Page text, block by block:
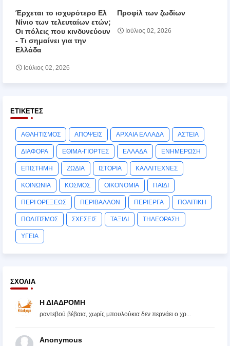
Έρχεται το ισχυρότερο Ελ
Νίνιο των τελευταίων ετών;
Οι πόλεις που κινδυνεύουν
‑ Τι σημαίνει για την
Ελλάδα
Ιούλιος 02, 2026
Προφίλ των ζωδίων
Ιούλιος 02, 2026
ΕΤΙΚΈΤΕΣ
ΑΘΛΗΤΙΣΜΟΣ ΑΠΟΨΕΙΣ ΑΡΧΑΙΑ ΕΛΛΑΔΑ ΑΣΤΕΙΑ
ΔΙΑΦΟΡΑ ΕΘΙΜΑ-ΓΙΟΡΤΕΣ ΕΛΛΑΔΑ ΕΝΗΜΕΡΩΣΗ
ΕΠΙΣΤΗΜΗ ΖΩΔΙΑ ΙΣΤΟΡΙΑ ΚΑΛΛΙΤΕΧΝΕΣ
ΚΟΙΝΩΝΙΑ ΚΟΣΜΟΣ ΟΙΚΟΝΟΜΙΑ ΠΑΙΔΙ
ΠΕΡΙ ΟΡΕΞΕΩΣ ΠΕΡΙΒΑΛΛΟΝ ΠΕΡΙΕΡΓΑ ΠΟΛΙΤΙΚΗ
ΠΟΛΙΤΙΣΜΟΣ ΣΧΕΣΕΙΣ ΤΑΞΙΔΙ ΤΗΛΕΟΡΑΣΗ
ΥΓΕΙΑ
ΣΧΌΛΙΑ
Η ΔΙΑΔΡΟΜΗ
ραντεβού βέβαια, χωρίς μπουλούκια δεν περνάει ο χρ...
Anonymous